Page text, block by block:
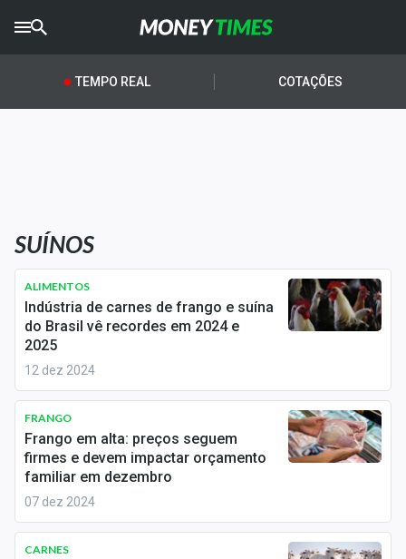
CRYPTOTIMES
AGROTIMES
Newsletters
Money Trader
Anuncie
Últimas Notícias
Newsletters
Cotações
Comprar ou vender?
Carteiras Recomendadas
TEMPO REAL COTAÇÕES
SUÍNOS
ALIMENTOS
Indústria de carnes de frango e suína
do Brasil vê recordes em 2024 e
2025
12 dez 2024
FRANGO
Frango em alta: preços seguem
firmes e devem impactar orçamento
familiar em dezembro
07 dez 2024
CARNES